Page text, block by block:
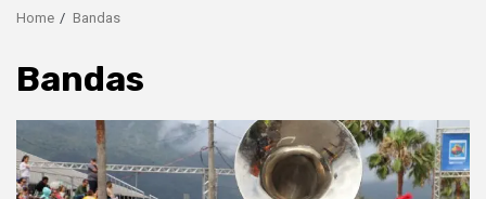
Home Bandas
Bandas